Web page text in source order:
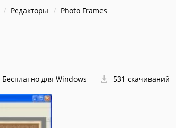
Редакторы Photo Frames
Бесплатно для Windows 531 скачиваний